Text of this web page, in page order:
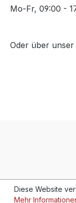
Mo-Fr, 09:00 -
Oder über unser
Diese Website
Mehr